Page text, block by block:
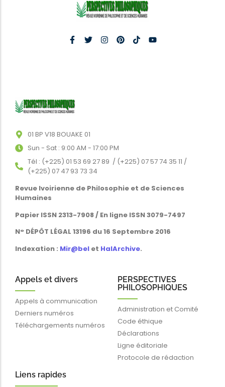
01 BP V18 BOUAKE 01
Sun - Sat : 9:00 AM - 17:00 PM
Tél : (+225) 01 53 69 27 89 / (+225) 07 57 74 35 11 /
(+225) 07 47 93 73 34
Revue Ivoirienne de Philosophie et de Sciences
Humaines
Papier ISSN 2313-7908 / En ligne ISSN 3079-7497
N° DÉPÔT LÉGAL 13196 du 16 Septembre 2016
Indexation : Mir@bel et HalArchive.
Appels et divers
Appels à communication
Derniers numéros
Téléchargements numéros
PERSPECTIVES
PHILOSOPHIQUES
Administration et Comité
Code éthique
Déclarations
Ligne éditoriale
Protocole de rédaction
Liens rapides